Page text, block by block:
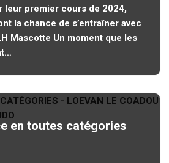
leur premier cours de 2024,
la chance de s’entraîner avec
Mascotte Un moment que les
en toutes catégories